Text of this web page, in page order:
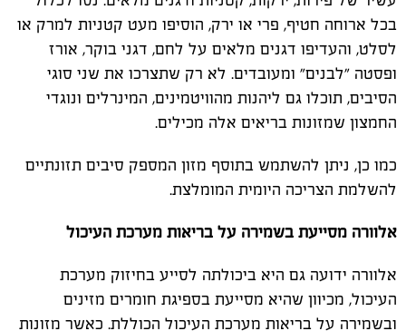
בכל ארוחה חטיף, פרי או ירק, הוסיפו מעט קטניות למרק או
לסלט, והעדיפו דגנים מלאים על לחם, דגני בוקר, אורז
ופסטה "לבנים" ומעובדים. לא רק שתצרכו את שני סוגי
הסיבים, תוכלו גם ליהנות מהוויטמינים, המינרלים ונוגדי
החמצון שמזונות בריאים אלה מכילים.
כמו כן, ניתן להשתמש בתוסף מזון המספק סיבים תזונתיים
להשלמת הצריכה היומית המומלצת.
אלוורה מסייעת בשמירה על בריאות מערכת העיכול
אלוורה ידועה גם היא ביכולתה לסייע בחיזוק מערכת
העיכול, מכיוון שהיא מסייעת בספיגת חומרים מזינים
ובשמירה על בריאות מערכת העיכול הכוללת. כאשר מזונות